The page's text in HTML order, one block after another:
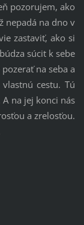
pozorujem, ako
nepadá na dno v
zastaviť, ako si
súcit k sebe
na seba a
cestu. Tú
na jej konci nás
a zrelosťou.